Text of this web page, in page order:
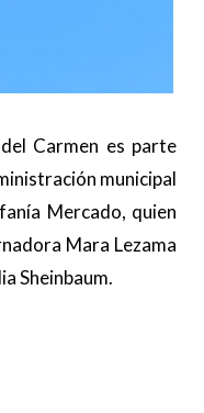
Carmen es parte
municipal
Mercado, quien
Mara Lezama
Sheinbaum.